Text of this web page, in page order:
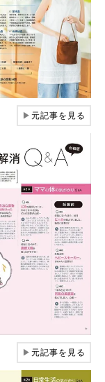
▶元記事を見る
▶元記事を見る